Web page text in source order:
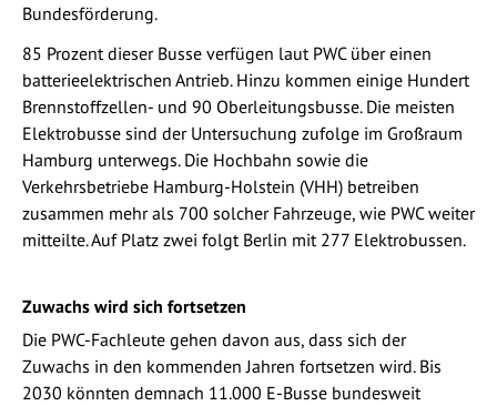
Bundesförderung.
85 Prozent dieser Busse verfügen laut PWC über einen
batterieelektrischen Antrieb. Hinzu kommen einige Hundert
Brennstoffzellen- und 90 Oberleitungsbusse. Die meisten
Elektrobusse sind der Untersuchung zufolge im Großraum
Hamburg unterwegs. Die Hochbahn sowie die
Verkehrsbetriebe Hamburg-Holstein (VHH) betreiben
zusammen mehr als 700 solcher Fahrzeuge, wie PWC weiter
mitteilte. Auf Platz zwei folgt Berlin mit 277 Elektrobussen.
Zuwachs wird sich fortsetzen
Die PWC-Fachleute gehen davon aus, dass sich der
Zuwachs in den kommenden Jahren fortsetzen wird. Bis
2030 könnten demnach 11.000 E-Busse bundesweit